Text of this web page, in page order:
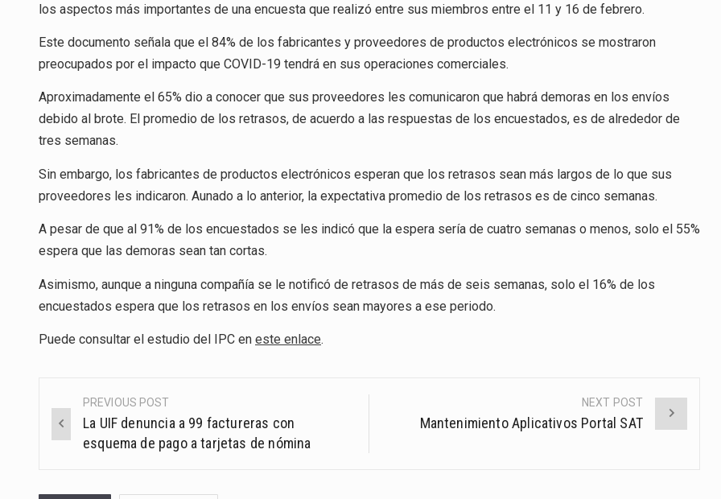
los aspectos más importantes de una encuesta que realizó entre sus miembros entre el 11 y 16 de febrero.
Este documento señala que el 84% de los fabricantes y proveedores de productos electrónicos se mostraron
preocupados por el impacto que COVID-19 tendrá en sus operaciones comerciales.
Aproximadamente el 65% dio a conocer que sus proveedores les comunicaron que habrá demoras en los envíos
debido al brote. El promedio de los retrasos, de acuerdo a las respuestas de los encuestados, es de alrededor de
tres semanas.
Sin embargo, los fabricantes de productos electrónicos esperan que los retrasos sean más largos de lo que sus
proveedores les indicaron. Aunado a lo anterior, la expectativa promedio de los retrasos es de cinco semanas.
A pesar de que al 91% de los encuestados se les indicó que la espera sería de cuatro semanas o menos, solo el 55%
espera que las demoras sean tan cortas.
Asimismo, aunque a ninguna compañía se le notificó de retrasos de más de seis semanas, solo el 16% de los
encuestados espera que los retrasos en los envíos sean mayores a ese periodo.
Puede consultar el estudio del IPC en este enlace.
Post
navigation
PREVIOUS POST
La UIF denuncia a 99 factureras con
esquema de pago a tarjetas de nómina
NEXT POST
Mantenimiento Aplicativos Portal SAT